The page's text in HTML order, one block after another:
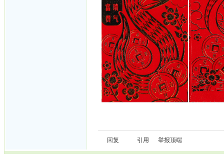
回复 引用 举报顶端